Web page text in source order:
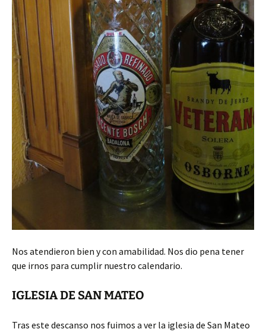
Nos atendieron bien y con amabilidad. Nos dio pena tener
que irnos para cumplir nuestro calendario.
IGLESIA DE SAN MATEO
Tras este descanso nos fuimos a ver la iglesia de San Mateo